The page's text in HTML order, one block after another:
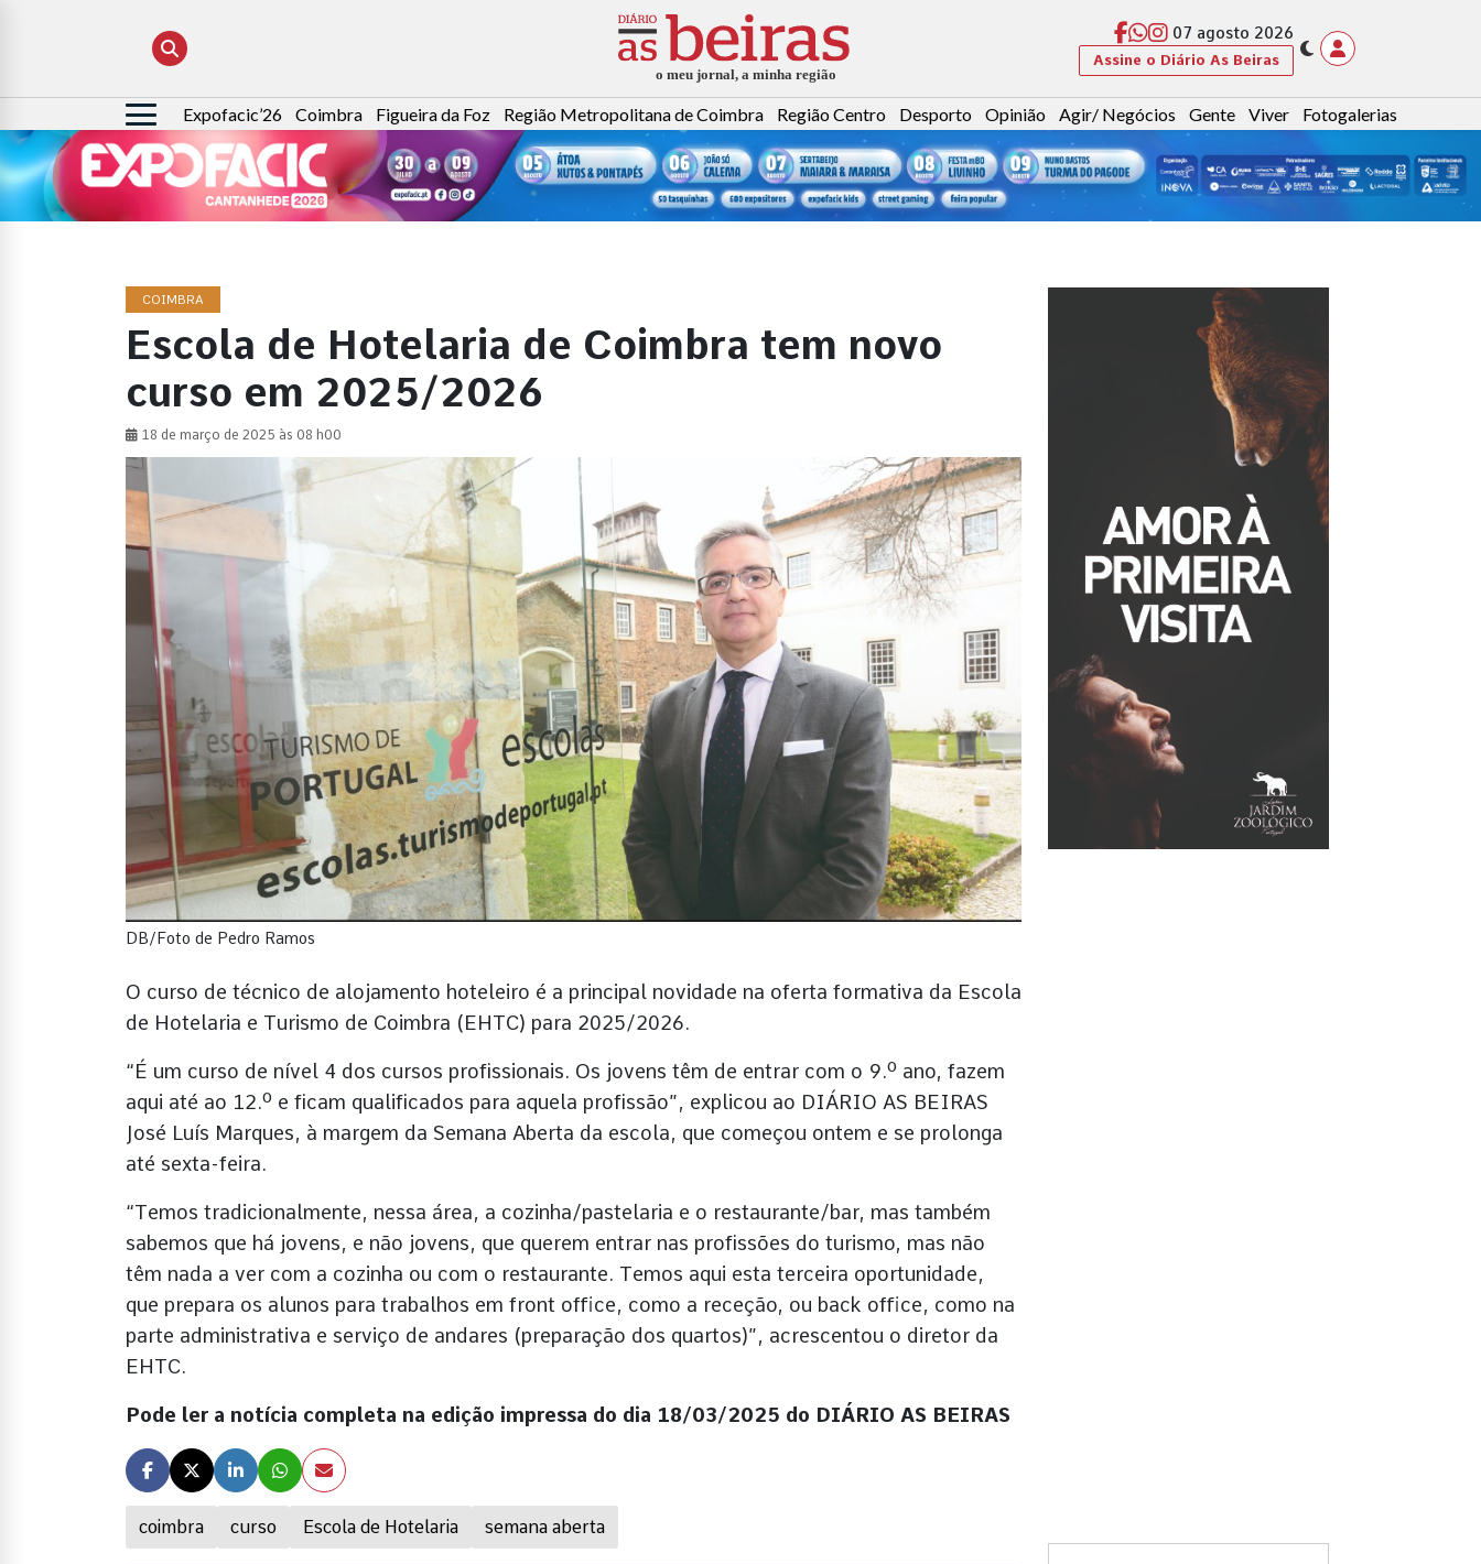
07 agosto 2026
Assine o Diário As Beiras
Pesquisar
por:
Expofacic’26 Coimbra Figueira da Foz Região Metropolitana de Coimbra Região Centro Desporto Opinião Agir/ Negócios Gente Viver Fotogalerias
COIMBRA
Escola de Hotelaria de Coimbra tem novo
curso em 2025/2026
18 de março de 2025 às 08 h00
DB/Foto de Pedro Ramos
coimbra curso Escola de Hotelaria semana aberta
O curso de técnico de alojamento hoteleiro é a principal novidade na oferta formativa da Escola
de Hotelaria e Turismo de Coimbra (EHTC) para 2025/2026.
“É um curso de nível 4 dos cursos profissionais. Os jovens têm de entrar com o 9.º ano, fazem
aqui até ao 12.º e ficam qualificados para aquela profissão”, explicou ao DIÁRIO AS BEIRAS
José Luís Marques, à margem da Semana Aberta da escola, que começou ontem e se prolonga
até sexta-feira.
“Temos tradicionalmente, nessa área, a cozinha/pastelaria e o restaurante/bar, mas também
sabemos que há jovens, e não jovens, que querem entrar nas profissões do turismo, mas não
têm nada a ver com a cozinha ou com o restaurante. Temos aqui esta terceira oportunidade,
que prepara os alunos para trabalhos em front office, como a receção, ou back office, como na
parte administrativa e serviço de andares (preparação dos quartos)”, acrescentou o diretor da
EHTC.
Pode ler a notícia completa na edição impressa do dia 18/03/2025 do DIÁRIO AS BEIRAS